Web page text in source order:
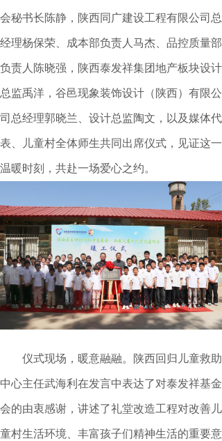
会秘书长陈静，陕西同广建设工程有限公司总
经理杨保荣、成本部负责人马杰、品控质量部
负责人陈晓强，陕西泰发祥集团地产板块设计
总监禹洋，谷邑现象装饰设计（陕西）有限公
司总经理郭晓兰、设计总监陶文，以及媒体代
表、儿童村全体师生共同出席仪式，见证这一
温暖时刻，共赴一场爱心之约。
仪式现场，暖意融融。陕西回归儿童救助
中心主任武海利在发言中表达了对泰发祥基金
会的由衷感谢，讲述了礼堂改造工程对改善儿
童村生活环境、丰富孩子们精神生活的重要意